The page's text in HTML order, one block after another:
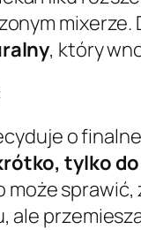
, który
o
tylko